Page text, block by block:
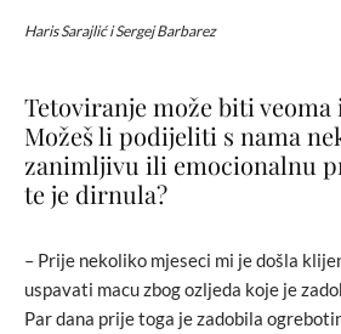
Haris Sarajlić i Sergej Barbarez
Tetoviranje može biti
Možeš li podijeliti s nama
zanimljivu ili emocionalnu
te je dirnula?
– Prije nekoliko mjeseci mi je došla
uspavati macu zbog ozljeda koje je
Par dana prije toga je zadobila